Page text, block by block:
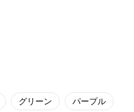
グリーン パープル